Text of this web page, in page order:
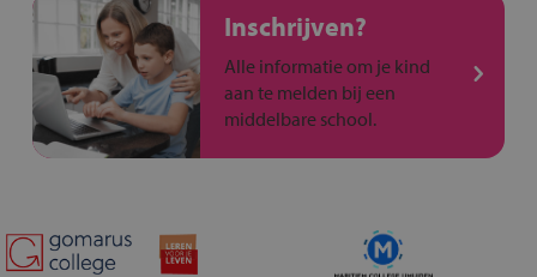
Inschrijven?
Alle informatie om je kind
aan te melden bij een
middelbare school.